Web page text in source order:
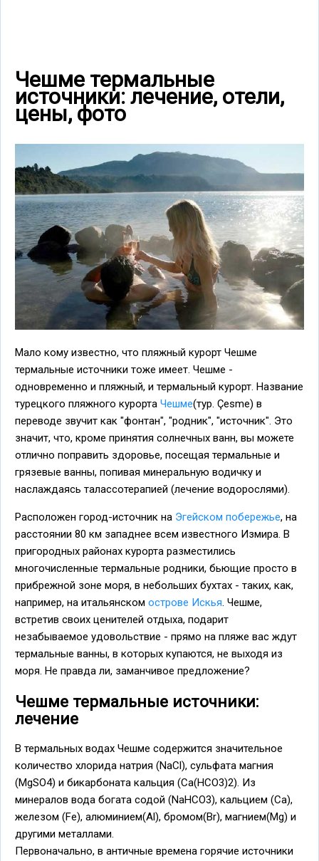
Чешме термальные
источники: лечение, отели,
цены, фото
Мало кому известно, что пляжный курорт Чешме
термальные источники тоже имеет. Чешме -
одновременно и пляжный, и термальный курорт. Название
турецкого пляжного курорта Чешме(тур. Çesme) в
переводе звучит как "фонтан", "родник", "источник". Это
значит, что, кроме принятия солнечных ванн, вы можете
отлично поправить здоровье, посещая термальные и
грязевые ванны, попивая минеральную водичку и
наслаждаясь талассотерапией (лечение водорослями).
Расположен город-источник на Эгейском побережье, на
расстоянии 80 км западнее всем известного Измира. В
пригородных районах курорта разместились
многочисленные термальные родники, бьющие просто в
прибрежной зоне моря, в небольших бухтах - таких, как,
например, на итальянском острове Искья. Чешме,
встретив своих ценителей отдыха, подарит
незабываемое удовольствие - прямо на пляже вас ждут
термальные ванны, в которых купаются, не выходя из
моря. Не правда ли, заманчивое предложение?
Чешме термальные источники:
лечение
В термальных водах Чешме содержится значительное
количество хлорида натрия (NaCl), сульфата магния
(МgSO4) и бикарбоната кальция (Са(HСО3)2). Из
минералов вода богата содой (NaHCO3), кальцием (Сa),
железом (Fe), алюминием(Al), бромом(Br), магнием(Mg) и
другими металлами.
Первоначально, в античные времена горячие источники